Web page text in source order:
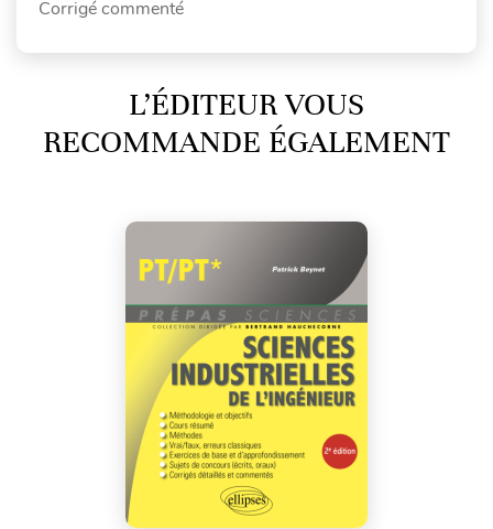
Corrigé commenté
L’ÉDITEUR VOUS
RECOMMANDE ÉGALEMENT